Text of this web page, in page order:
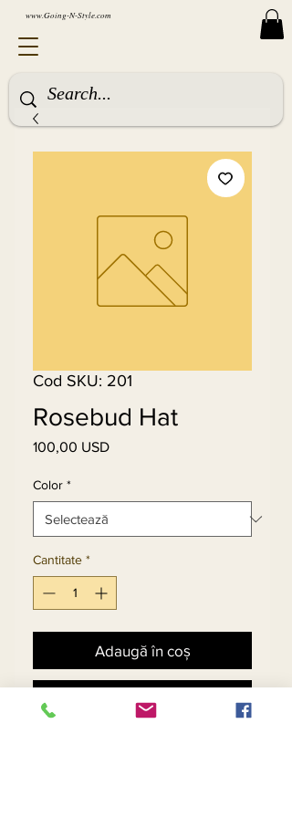
www.Going-N-Style.com
Cod SKU: 201
Rosebud Hat
100,00 USDPreț
Color *
Cantitate *
Adaugă în coș
Cumpără acum